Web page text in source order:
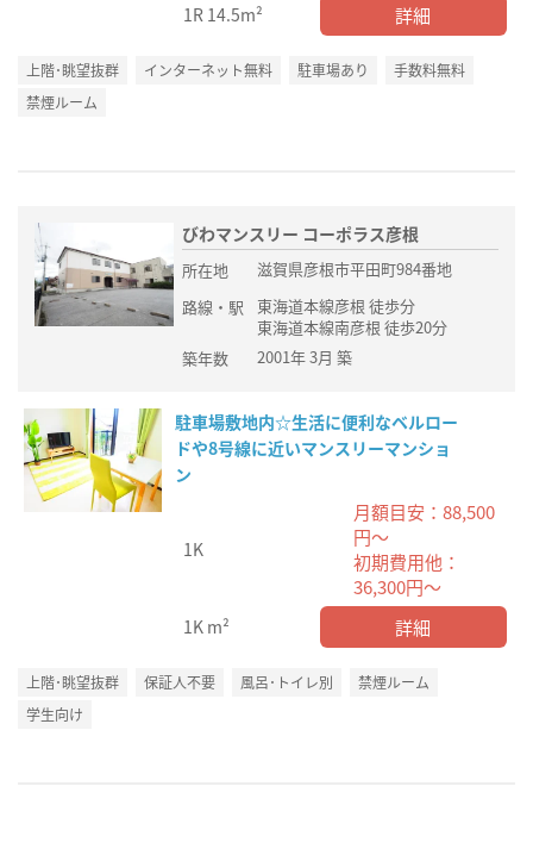
1R 14.5m² 詳細
上階･眺望抜群 インターネット無料 駐車場あり
手数料無料
禁煙ルーム
びわマンスリー コーポラス彦根
所在地
滋賀県彦根市平田町984番地
路線・駅
東海道本線彦根 徒歩分
東海道本線南彦根 徒歩20分
築年数
2001年 3月 築
駐車場敷地内☆生活に便利なベルロー
ドや8号線に近いマンスリーマンショ
ン
1K
月額目安：88,500
円～
初期費用他：
36,300円～
1K m² 詳細
上階･眺望抜群 保証人不要 風呂･トイレ別
禁煙ルーム
学生向け